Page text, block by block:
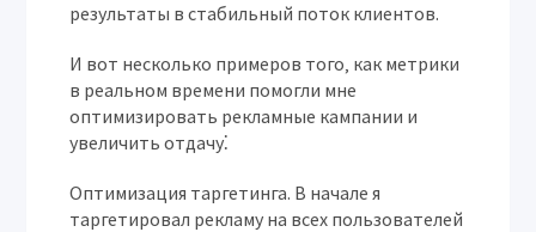
результаты в стабильный поток клиентов.
И вот несколько примеров того‚ как метрики
в реальном времени помогли мне
оптимизировать рекламные кампании и
увеличить отдачу⁚
Оптимизация таргетинга. В начале я
таргетировал рекламу на всех пользователей